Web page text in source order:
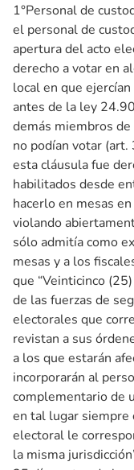
1°Personal de
el personal de
apertura del acto
derecho a votar en
local en que
antes de la ley
demás miembros
no podían votar (art.
esta cláusula fue
habilitados desde
hacerlo en mesas
violando
sólo admitía como
mesas y a los
que “Veinticinco
de las fuerzas de
electorales que
revistan a sus
a los que estarán
incorporarán al
complementario de
en tal lugar siempre
electoral le
la misma